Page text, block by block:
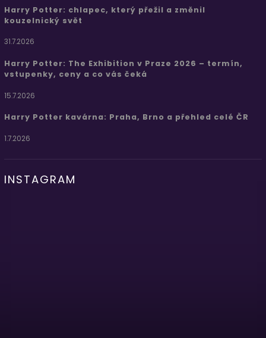
Harry Potter: chlapec, který přežil a změnil
kouzelnický svět
31.7.2026
Harry Potter: The Exhibition v Praze 2026 – termín,
vstupenky, ceny a co vás čeká
15.7.2026
Harry Potter kavárna: Praha, Brno a přehled celé ČR
1.7.2026
INSTAGRAM